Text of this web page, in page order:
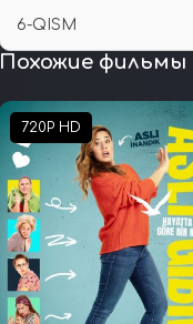
6-QISM
Похожие фильмы
720P HD